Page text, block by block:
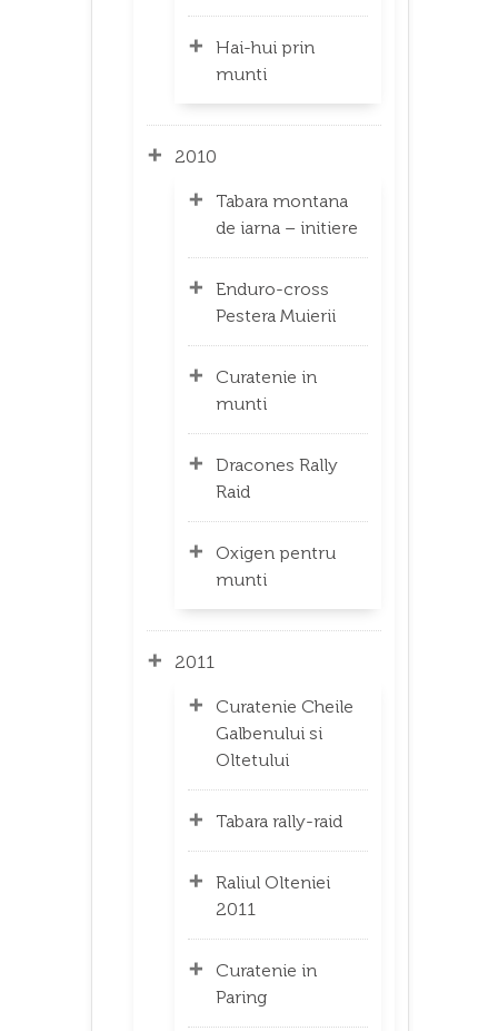
Hai-hui prin
munti
2010
Tabara montana
de iarna – initiere
Enduro-cross
Pestera Muierii
Curatenie in
munti
Dracones Rally
Raid
Oxigen pentru
munti
2011
Curatenie Cheile
Galbenului si
Oltetului
Tabara rally-raid
Raliul Olteniei
2011
Curatenie in
Paring